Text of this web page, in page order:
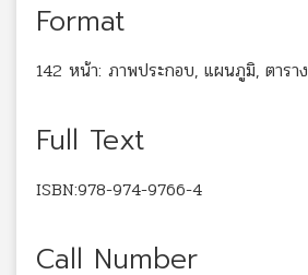
Format
142 หน้า: ภาพประกอบ, แผนภูมิ, ตาราง
Full Text
ISBN:978-974-9766-4
Call Number